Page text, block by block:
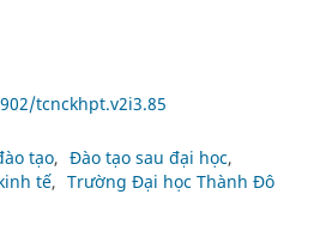
tcnckhpt.v2i3.85
tạo
Đào tạo sau đại học
tế Trường Đại học Thành Đô